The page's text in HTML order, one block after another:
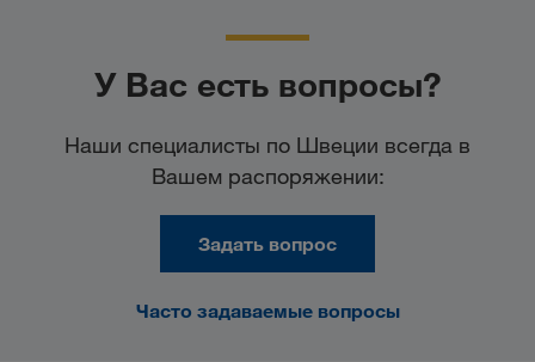
У Вас есть вопросы?
Наши специалисты по Швеции всегда в
Вашем распоряжении:
Задать вопрос
Часто задаваемые вопросы